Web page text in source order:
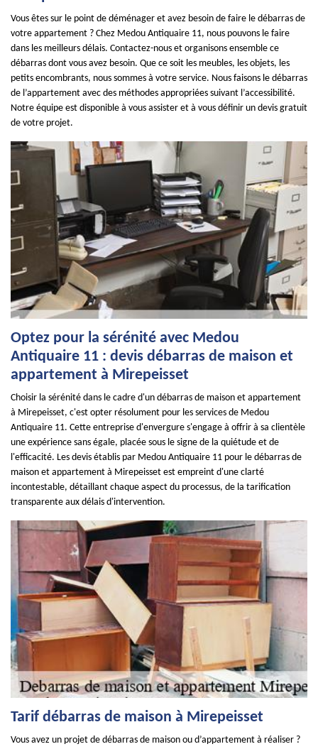
Vous êtes sur le point de déménager et avez besoin de faire le débarras de
votre appartement ? Chez Medou Antiquaire 11, nous pouvons le faire
dans les meilleurs délais. Contactez-nous et organisons ensemble ce
débarras dont vous avez besoin. Que ce soit les meubles, les objets, les
petits encombrants, nous sommes à votre service. Nous faisons le débarras
de l’appartement avec des méthodes appropriées suivant l’accessibilité.
Notre équipe est disponible à vous assister et à vous définir un devis gratuit
de votre projet.
Optez pour la sérénité avec Medou
Antiquaire 11 : devis débarras de maison et
appartement à Mirepeisset
Choisir la sérénité dans le cadre d'un débarras de maison et appartement
à Mirepeisset, c'est opter résolument pour les services de Medou
Antiquaire 11. Cette entreprise d'envergure s'engage à offrir à sa clientèle
une expérience sans égale, placée sous le signe de la quiétude et de
l'efficacité. Les devis établis par Medou Antiquaire 11 pour le débarras de
maison et appartement à Mirepeisset est empreint d'une clarté
incontestable, détaillant chaque aspect du processus, de la tarification
transparente aux délais d'intervention.
Tarif débarras de maison à Mirepeisset
Vous avez un projet de débarras de maison ou d’appartement à réaliser ?